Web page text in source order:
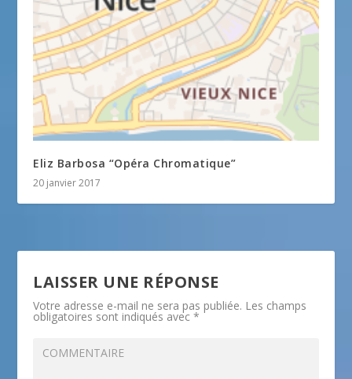
Eliz Barbosa “Opéra Chromatique”
20 janvier 2017
LAISSER UNE RÉPONSE
Votre adresse e-mail ne sera pas publiée. Les champs
obligatoires sont indiqués avec*